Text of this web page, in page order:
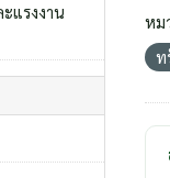
แรงงาน
หม
ท